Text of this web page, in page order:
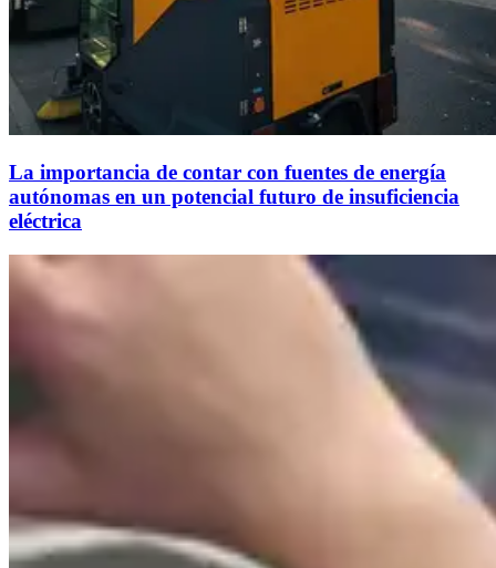
La importancia de contar con fuentes de energía
autónomas en un potencial futuro de insuficiencia
eléctrica